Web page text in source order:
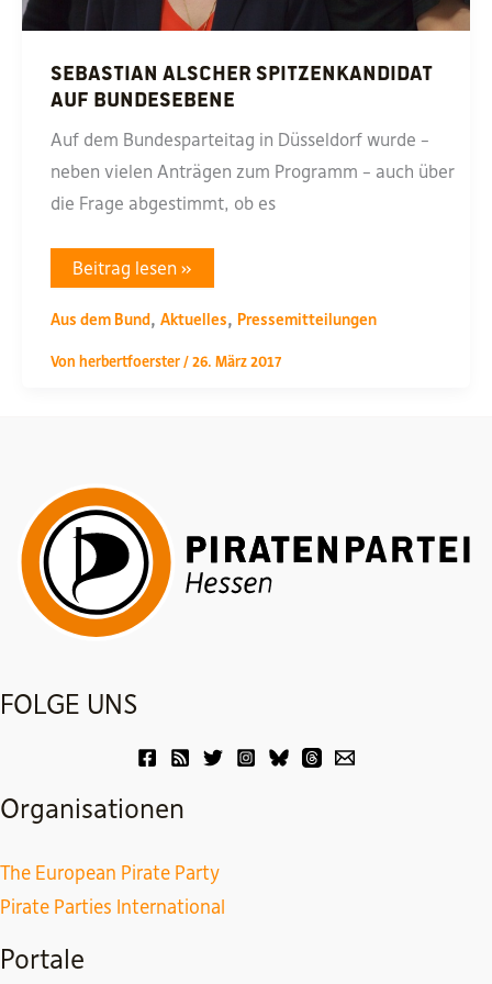
Sebastian Alscher Spitzenkandidat
auf Bundesebene
Auf dem Bundesparteitag in Düsseldorf wurde –
neben vielen Anträgen zum Programm – auch über
die Frage abgestimmt, ob es
Sebastian
Alscher
auf
Beitrag lesen »
Aus dem Bund, Aktuelles, Pressemitteilungen
Von herbertfoerster/26. März 2017
FOLGE UNS
Organisationen
The European Pirate Party
Pirate Parties International
Portale